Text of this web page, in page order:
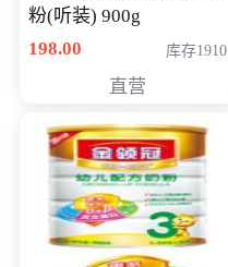
粉(听装) 900g
198.00
库存1910
直营